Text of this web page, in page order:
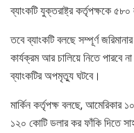
ব্যাংকটি যুক্তরাষ্ট্র কর্তৃপক্ষকে
তবে ব্যাংকটি বলছে সম্পূর্ণ
কার্যক্রম আর চালিয়ে নিতে পারবে
ব্যাংকটির অপমৃত্যু ঘটবে।
মার্কিন কর্তৃপক্ষ বলছে,
১২০ কোটি ডলার কর ফাঁকি দিতে